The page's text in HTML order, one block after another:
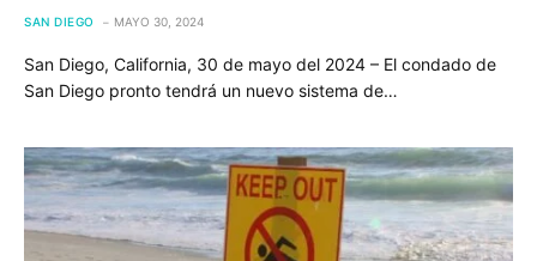
SAN DIEGO MAYO 30, 2024
San Diego, California, 30 de mayo del 2024 – El condado de
San Diego pronto tendrá un nuevo sistema de…